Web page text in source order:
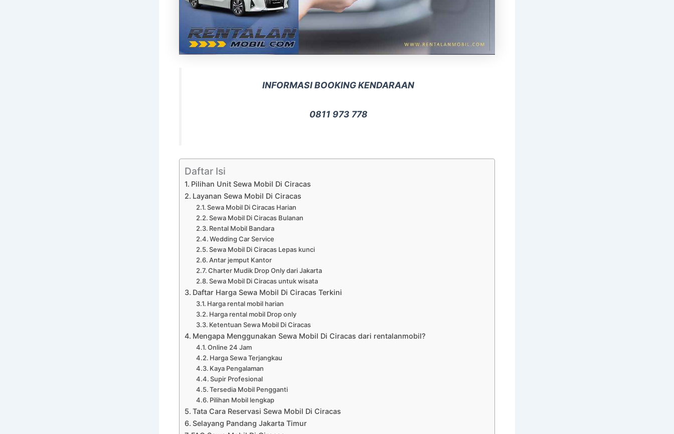
INFORMASI BOOKING KENDARAAN
0811 973 778
Daftar Isi
Pilihan Unit Sewa Mobil Di Ciracas
Layanan Sewa Mobil Di Ciracas
Sewa Mobil Di Ciracas Harian
Sewa Mobil Di Ciracas Bulanan
Rental Mobil Bandara
Wedding Car Service
Sewa Mobil Di Ciracas Lepas kunci
Antar jemput Kantor
Charter Mudik Drop Only dari Jakarta
Sewa Mobil Di Ciracas untuk wisata
Daftar Harga Sewa Mobil Di Ciracas Terkini
Harga rental mobil harian
Harga rental mobil Drop only
Ketentuan Sewa Mobil Di Ciracas
Mengapa Menggunakan Sewa Mobil Di Ciracas dari rentalanmobil?
Online 24 Jam
Harga Sewa Terjangkau
Kaya Pengalaman
Supir Profesional
Tersedia Mobil Pengganti
Pilihan Mobil lengkap
Tata Cara Reservasi Sewa Mobil Di Ciracas
Selayang Pandang Jakarta Timur